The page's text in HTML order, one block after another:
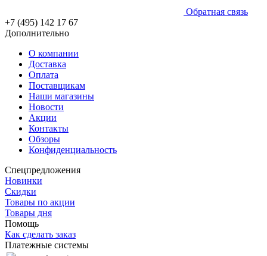
Обратная связь
+7 (495) 142 17 67
Дополнительно
О компании
Доставка
Оплата
Поставщикам
Наши магазины
Новости
Акции
Контакты
Обзоры
Конфиденциальность
Спецпредложения
Новинки
Скидки
Товары по акции
Товары дня
Помощь
Как сделать заказ
Платежные системы